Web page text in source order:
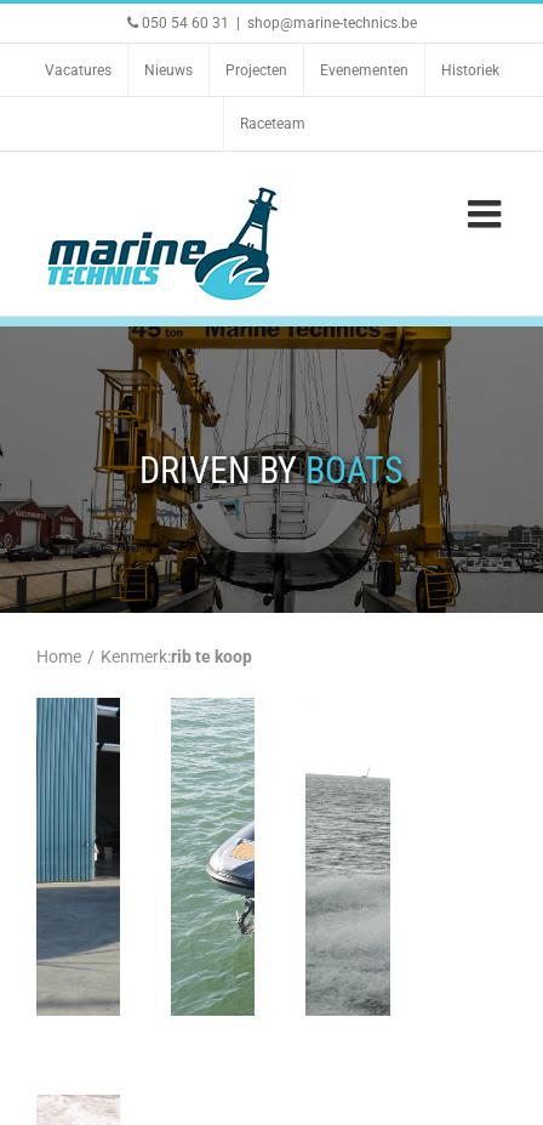
050 54 60 31 shop@marine-technics.be
Vacatures Nieuws Projecten Evenementen Historiek
Raceteam
DRIVEN BYBOATS
Home / Kenmerk:rib te koop